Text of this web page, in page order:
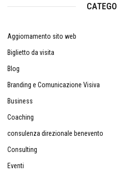
Aggiornamento sito web
Biglietto da visita
Blog
Branding e Comunicazione Visiva
Business
Coaching
consulenza direzionale benevento
Consulting
Eventi